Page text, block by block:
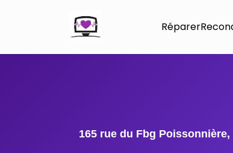
Réparer
165 rue du Fbg Poissonnière,